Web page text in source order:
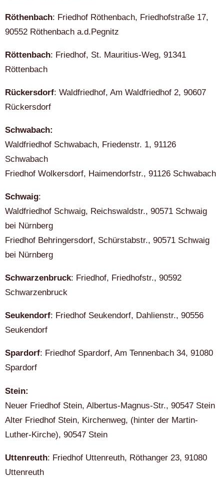
Röthenbach: Friedhof Röthenbach, Friedhofstraße 17,
90552 Röthenbach a.d.Pegnitz
Röttenbach: Friedhof, St. Mauritius-Weg, 91341
Röttenbach
Rückersdorf: Waldfriedhof, Am Waldfriedhof 2, 90607
Rückersdorf
Schwabach:
Waldfriedhof Schwabach, Friedenstr. 1, 91126
Schwabach
Friedhof Wolkersdorf, Haimendorfstr., 91126 Schwabach
Schwaig:
Waldfriedhof Schwaig, Reichswaldstr., 90571 Schwaig
bei Nürnberg
Friedhof Behringersdorf, Schürstabstr., 90571 Schwaig
bei Nürnberg
Schwarzenbruck: Friedhof, Friedhofstr., 90592
Schwarzenbruck
Seukendorf: Friedhof Seukendorf, Dahlienstr., 90556
Seukendorf
Spardorf: Friedhof Spardorf, Am Tennenbach 34, 91080
Spardorf
Stein:
Neuer Friedhof Stein, Albertus-Magnus-Str., 90547 Stein
Alter Friedhof Stein, Kirchenweg, (hinter der Martin-
Luther-Kirche), 90547 Stein
Uttenreuth: Friedhof Uttenreuth, Röthanger 23, 91080
Uttenreuth